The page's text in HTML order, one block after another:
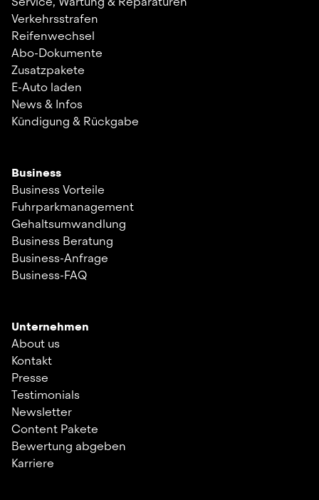
Verkehrsstrafen
Reifenwechsel
Abo-Dokumente
Zusatzpakete
E-Auto laden
News & Infos
Kündigung & Rückgabe
Business
Business Vorteile
Fuhrparkmanagement
Gehaltsumwandlung
Business Beratung
Business-Anfrage
Business-FAQ
Unternehmen
About us
Kontakt
Presse
Testimonials
Newsletter
Content Pakete
Bewertung abgeben
Karriere